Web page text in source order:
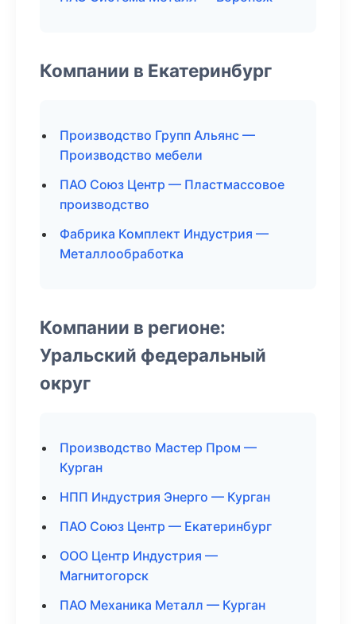
Компании в Екатеринбург
Производство Групп Альянс —
Производство мебели
ПАО Союз Центр — Пластмассовое
производство
Фабрика Комплект Индустрия —
Металлообработка
Компании в регионе:
Уральский федеральный
округ
Производство Мастер Пром —
Курган
НПП Индустрия Энерго — Курган
ПАО Союз Центр — Екатеринбург
ООО Центр Индустрия —
Магнитогорск
ПАО Механика Металл — Курган